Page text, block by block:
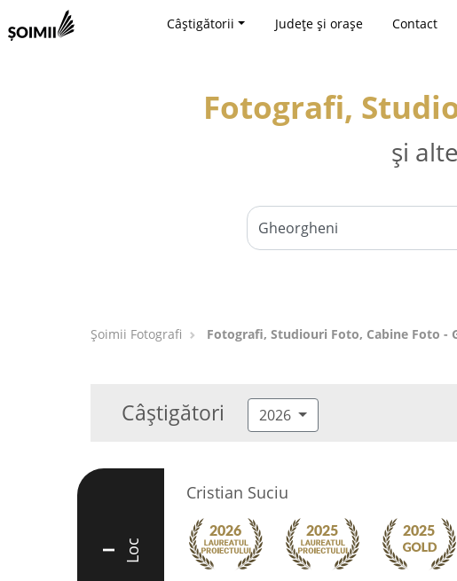
Câștigătorii Județe și orașe Contact
Fotografi,
și
Șoimii Fotografi Fotografi, Studiouri Foto, Cabine Foto -
Câștigători 2026
I Loc
Cristian Suciu